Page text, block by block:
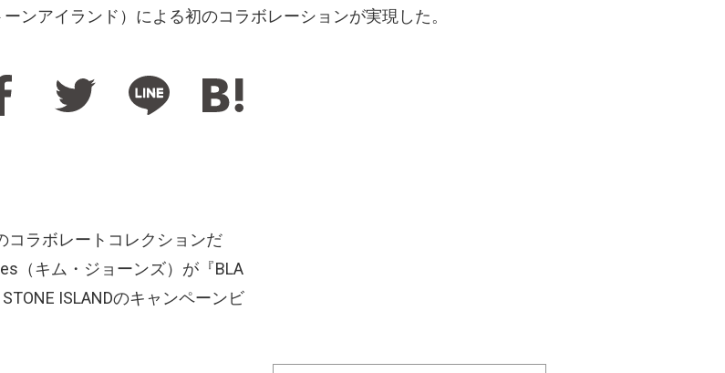
ンアイランド）による初のコラボレーションが実現した。
コラボレートコレクションだ
（キム・ジョーンズ）が『BLA
ISLANDのキャンペーンビ